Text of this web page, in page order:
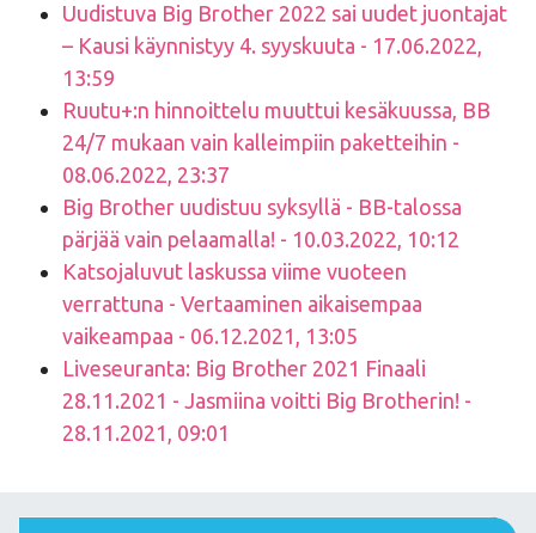
Uudistuva Big Brother 2022 sai uudet juontajat
– Kausi käynnistyy 4. syyskuuta - 17.06.2022,
13:59
Ruutu+:n hinnoittelu muuttui kesäkuussa, BB
24/7 mukaan vain kalleimpiin paketteihin -
08.06.2022, 23:37
Big Brother uudistuu syksyllä - BB-talossa
pärjää vain pelaamalla! - 10.03.2022, 10:12
Katsojaluvut laskussa viime vuoteen
verrattuna - Vertaaminen aikaisempaa
vaikeampaa - 06.12.2021, 13:05
Liveseuranta: Big Brother 2021 Finaali
28.11.2021 - Jasmiina voitti Big Brotherin! -
28.11.2021, 09:01